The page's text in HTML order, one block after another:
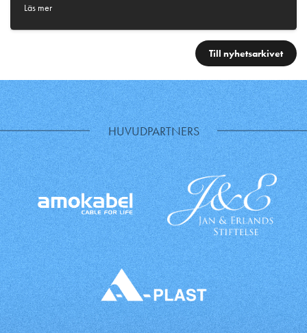
Läs mer
Till nyhetsarkivet
HUVUDPARTNERS